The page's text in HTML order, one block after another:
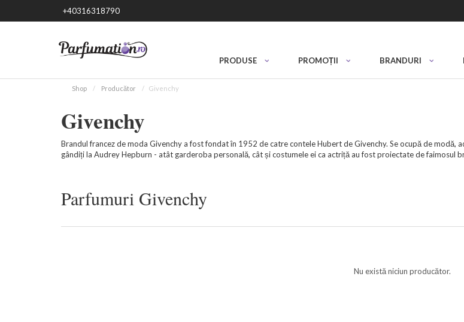
+40316318790
PRODUSE PROMOȚII BRANDURI
Shop Producător Givenchy
Givenchy
Brandul francez de moda Givenchy a fost fondat în 1952 de catre contele Hubert de Givenchy. Se ocupă de modă,
gândiți la Audrey Hepburn - atât garderoba personală, cât și costumele ei ca actriță au fost proiectate de faimosul
Parfumuri Givenchy
Nu există niciun producător.